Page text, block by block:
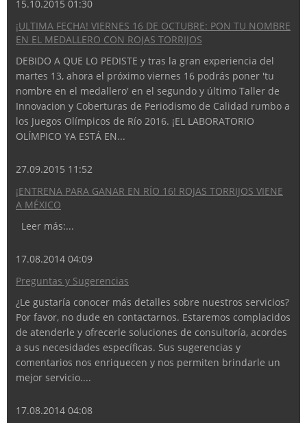
15.10.2015 01:30
¡ULTIMA FECHA! VIERNES 16 DE OCTUBRE: PON TU NOMBRE
EN EL MEDALLERO CON ROJAS TORRIJOS
DEBIDO A QUE LO PEDISTE y tras la gran experiencia del
martes 13, ahora el próximo viernes 16 podrás poner 'tu
nombre en el medallero' en el segundo y último Taller de
Innovacion y Coberturas de Periodismo de Calidad rumbo a
los Juegos Olímpicos de Río 2016. ¡EL LABORATORIO
OLÍMPICO YA ESTÁ EN...
27.09.2015 11:52
¡ENTRENA PARA GANAR EN RÍO 16! ROJAS TORRIJOS VIENE
A MÉXICO
Leer más:...
17.08.2014 04:09
Preguntas y Sugerencias
¿Le gustaría conocer más detalles sobre nuestros servicios?
Por favor, no dude en contactarnos. Estaremos complacidos
de atenderle y ofrecerle soluciones de consultoría, acordes
a sus necesidades específicas. Sus sugerencias y
comentarios nos enriquecen y nos permiten brindarle un
mejor servicio....
17.08.2014 04:08